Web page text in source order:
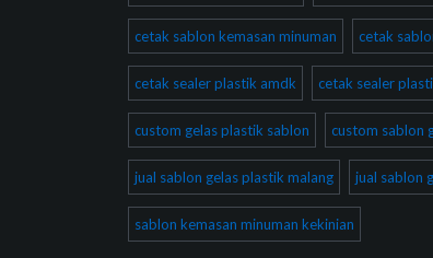
cetak sablon kemasan minuman cetak
cetak sealer plastik amdk cetak sealer
custom gelas plastik sablon custom sablon
jual sablon gelas plastik malang jual sablon
sablon kemasan minuman kekinian